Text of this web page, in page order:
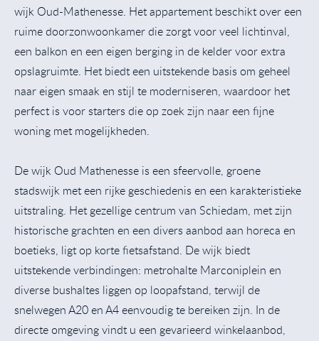
wijk Oud-Mathenesse. Het appartement beschikt over een
ruime doorzonwoonkamer die zorgt voor veel lichtinval,
een balkon en een eigen berging in de kelder voor extra
opslagruimte. Het biedt een uitstekende basis om geheel
naar eigen smaak en stijl te moderniseren, waardoor het
perfect is voor starters die op zoek zijn naar een fijne
woning met mogelijkheden.
De wijk Oud Mathenesse is een sfeervolle, groene
stadswijk met een rijke geschiedenis en een karakteristieke
uitstraling. Het gezellige centrum van Schiedam, met zijn
historische grachten en een divers aanbod aan horeca en
boetieks, ligt op korte fietsafstand. De wijk biedt
uitstekende verbindingen: metrohalte Marconiplein en
diverse bushaltes liggen op loopafstand, terwijl de
snelwegen A20 en A4 eenvoudig te bereiken zijn. In de
directe omgeving vindt u een gevarieerd winkelaanbod,